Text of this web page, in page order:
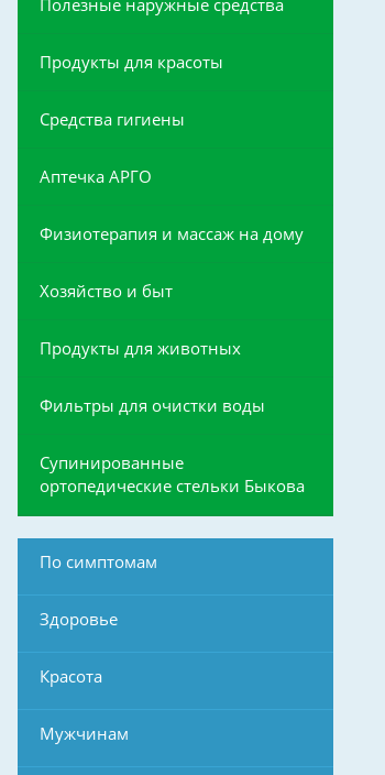
Полезные наружные средства
Продукты для красоты
Средства гигиены
Аптечка АРГО
Физиотерапия и массаж на дому
Хозяйство и быт
Продукты для животных
Фильтры для очистки воды
Супинированные
ортопедические стельки Быкова
По симптомам
Здоровье
Красота
Мужчинам